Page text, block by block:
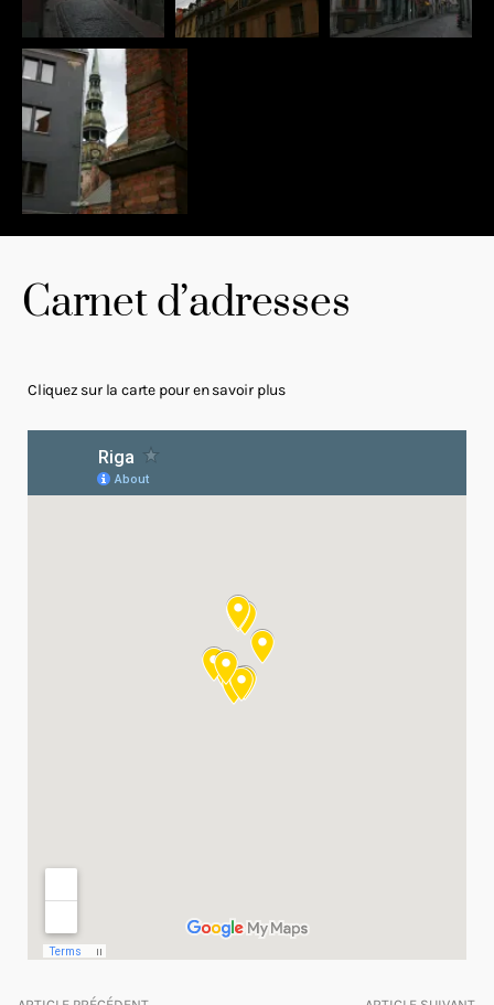
Carnet d’adresses
Cliquez sur la carte pour en savoir plus